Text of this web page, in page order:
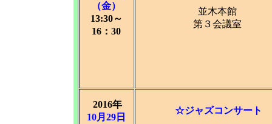
（金）
13:30～
16：30
並木本館
第３会議室
2016年
10月29日
☆ジャズコンサート